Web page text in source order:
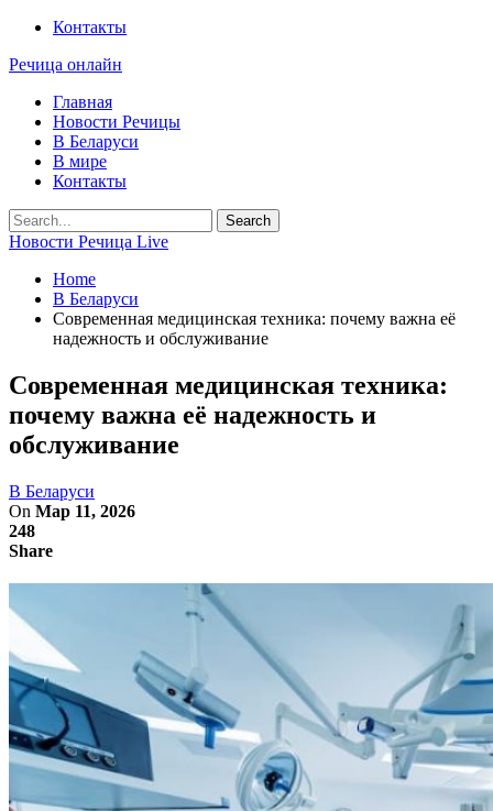
Контакты
Речица онлайн
Главная
Новости Речицы
В Беларуси
В мире
Контакты
Новости Речица Live
Home
В Беларуси
Современная медицинская техника: почему важна её
надежность и обслуживание
Современная медицинская техника:
почему важна её надежность и
обслуживание
В Беларуси
On Мар 11, 2026
248
Share